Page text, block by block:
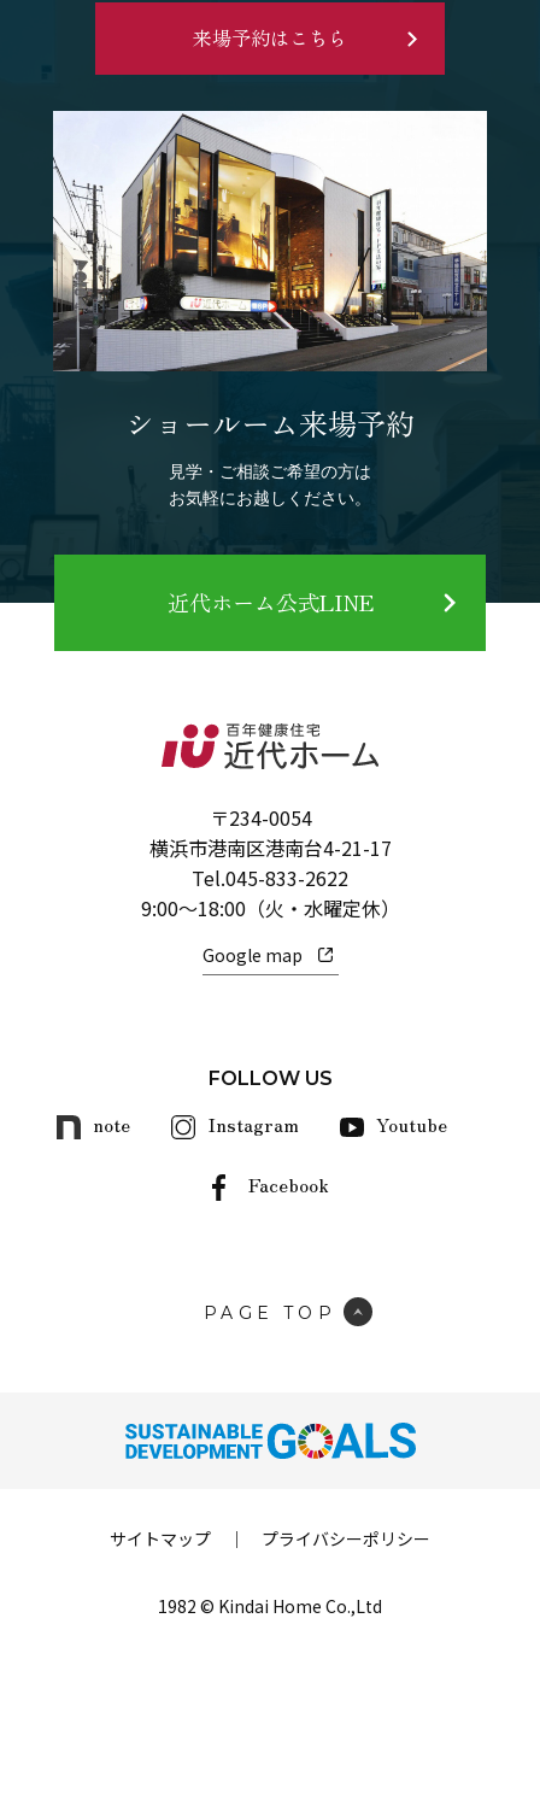
来場予約はこちら
ショールーム来場予約
見学・ご相談ご希望の方は
お気軽にお越しください。
近代ホーム公式LINE
〒234-0054
横浜市港南区港南台4-21-17
Tel.045-833-2622
9:00～18:00（火・水曜定休）
Google map
FOLLOW US
note Instagram Youtube
Facebook
PAGE TOP
サイトマップ ｜ プライバシーポリシー
1982 © Kindai Home Co.,Ltd